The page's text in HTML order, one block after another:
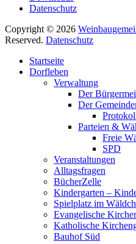
Datenschutz
Copyright © 2026
Reserved. Datenschutz
oben
scrollen
Startseite
Dorfleben
Verwaltung
Der
Der
Parteien &
Freie
SPD
Veranstaltungen
Alltagsfragen
BücherZelle
Kindergarten –
Spielplatz im
Evangelische
Katholische
Bauhof Süd